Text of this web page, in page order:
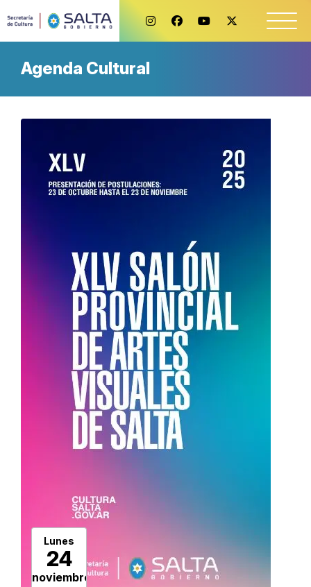
Agenda Cultural
Lunes
24
noviembre